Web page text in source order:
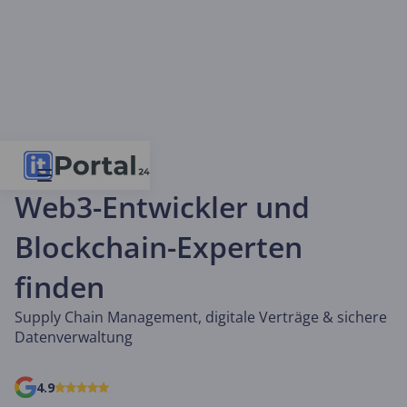
Blockchain & Web3
Web3-Entwickler und
Blockchain-Experten
finden
Supply Chain Management, digitale Verträge & sichere
Datenverwaltung
4.9